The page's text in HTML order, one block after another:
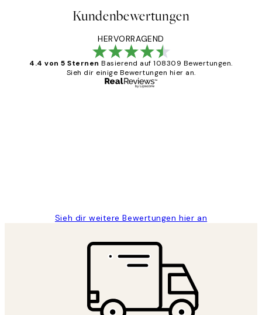
Kundenbewertungen
HERVORRAGEND
4.4 von 5 Sternen Basierend auf 108309 Bewertungen.
Sieh dir einige Bewertungen hier an.
Sieh dir weitere Bewertungen hier an